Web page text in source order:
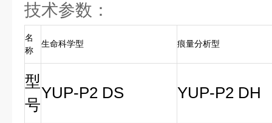
技术参数：
名
称
生命科学型 痕量分析型
型
号
YUP-P2 DS YUP-P2 DH